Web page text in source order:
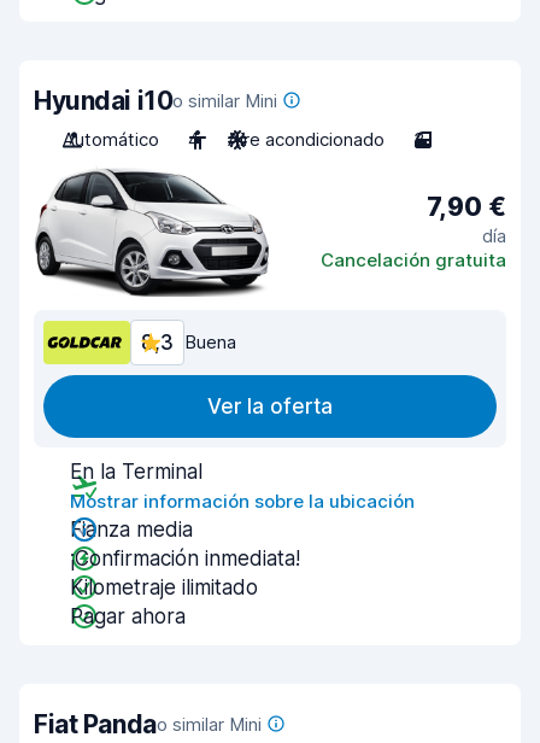
Hyundai i10o similar Mini
Automático
4 Aire acondicionado 3
7,90 €
día
Cancelación gratuita
8,3 Buena
Ver la oferta
En la Terminal
Mostrar información sobre la ubicación
Fianza media
¡Confirmación inmediata!
Kilometraje ilimitado
Pagar ahora
Fiat Pandao similar Mini